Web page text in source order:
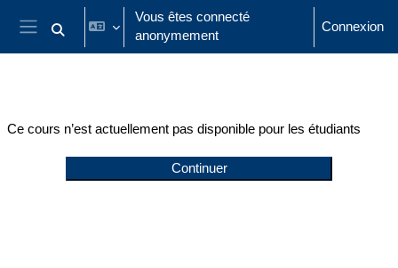
Passer au contenu principal
Panneau latéral
Activer/désactiver la saisie de recherche
Vous êtes connecté
anonymement
Connexion
Ce cours n’est actuellement pas disponible pour les étudiants
Continuer